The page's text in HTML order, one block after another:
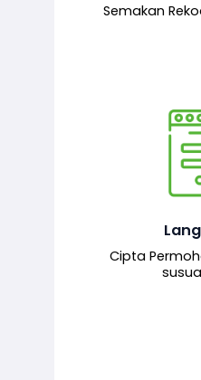
Semakan
Cipta
Pemohon
permohonan
baharu